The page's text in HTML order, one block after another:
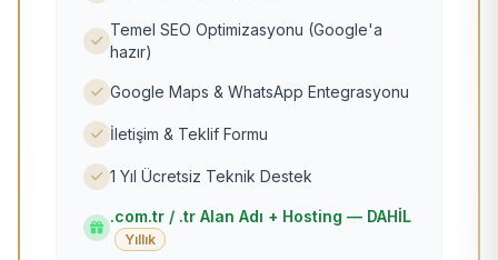
Temel SEO Optimizasyonu (Google'a
hazır)
Google Maps & WhatsApp Entegrasyonu
İletişim & Teklif Formu
1 Yıl Ücretsiz Teknik Destek
.com.tr / .tr Alan Adı + Hosting — DAHİL
Yıllık